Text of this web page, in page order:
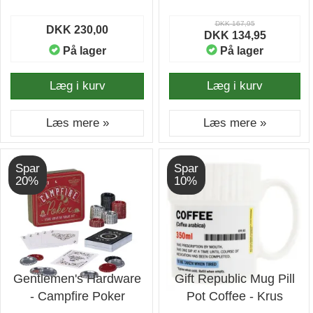
DKK 230,00
På lager
Læg i kurv
Læs mere »
DKK 167,95
DKK 134,95
På lager
Læg i kurv
Læs mere »
Spar
20%
Gentlemen's Hardware
- Campfire Poker
Spar
10%
Gift Republic Mug Pill
Pot Coffee - Krus